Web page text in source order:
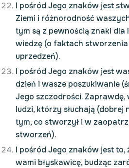
I pośród Jego znaków jest
Ziemi i różnorodność
tym są z pewnością znaki dla
wiedzę (o faktach stworzenia
uprzedzeń).
I pośród Jego znaków jest
dzień i wasze poszukiwanie
Jego szczodrości. Zaprawdę,
ludzi, którzy słuchają (dobrej
tym, co stworzył i w
stworzeń).
I pośród Jego znaków jest to,
wami błyskawicę, budząc